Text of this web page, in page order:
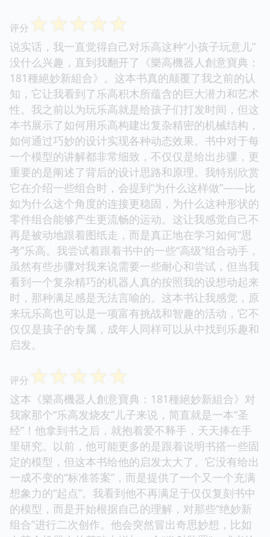
评分 ☆☆☆☆☆
说实话，我一直觉得自己对乐高这种“小孩子玩意儿”
没什么兴趣，直到我翻开了《樂高機器人創意寶典：
181種絕妙新組合》。这本书真的颠覆了我之前的认
知，它让我看到了乐高积木所蕴含的巨大潜力和艺术
性。我之前以为玩乐高就是给孩子们打发时间，但这
本书展示了如何用乐高构建出复杂精密的机械结构，
如何通过巧妙的设计实现各种动态效果。书中对于每
一个模型的讲解都非常细致，不仅仅是给出步骤，更
重要的是阐述了背后的设计思路和原理。我特别欣赏
它在介绍一些组合时，会提到“为什么这样做”——比
如为什么这个角度的连接更稳固，为什么这种形状的
零件组合能够产生更流畅的运动。这让我感觉自己不
再是被动地跟着图纸走，而是真正地在学习如何“思
考”乐高。我尝试着跟着书中的一些“高级”组合动手，
虽然有些步骤对我来说需要一些耐心和尝试，但当我
看到一个复杂精巧的机器人真的按照我的设想动起来
时，那种满足感是无法言喻的。这本书让我感觉，原
来玩乐高也可以是一项富有挑战和智趣的活动，它不
仅仅是孩子的专属，成年人同样可以从中找到乐趣和
启发。
评分 ☆☆☆☆☆
这本《樂高機器人創意寶典：181種絕妙新組合》对
我家那个“乐高发烧友”儿子来说，简直就是一本“圣
经”！他拿到书之后，就抱着爱不释手，天天捧在手
里研究。以前，他可能更多的是跟着说明书搭一些固
定的模型，但这本书给他的启发太大了。它没有给出
一成不变的“标准答案”，而是提供了一个又一个充满
想象力的“起点”。我看到他不再满足于仅仅复刻书中
的模型，而是开始根据自己的理解，对那些“绝妙新
组合”进行二次创作。他会突然冒出奇思妙想，比如